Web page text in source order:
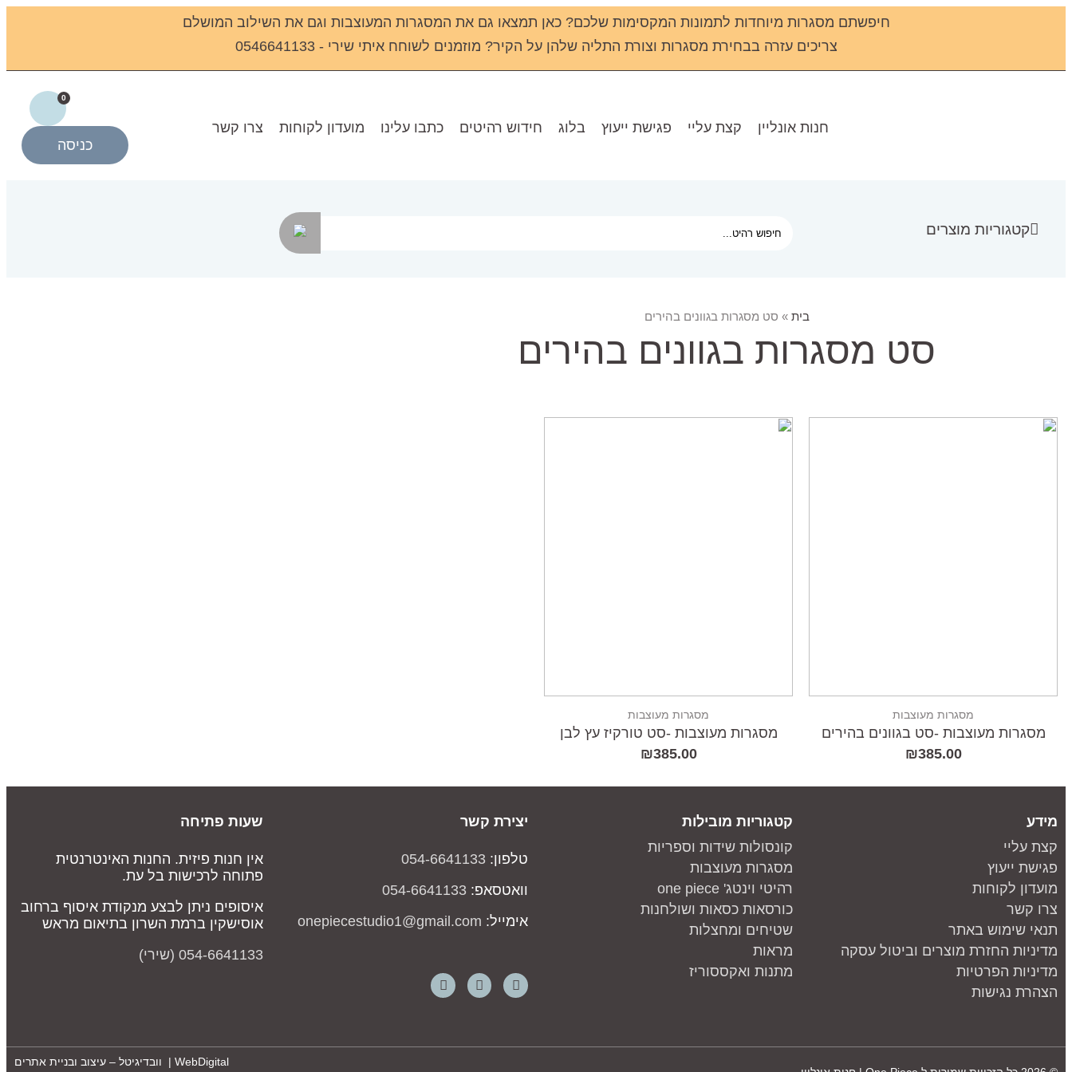
חיפשתם מסגרות מיוחדות לתמונות המקסימות שלכם? כאן תמצאו גם את המסגרות המעוצבות וגם את השילוב המושלם
צריכים עזרה בבחירת מסגרות וצורת התליה שלהן על הקיר? מוזמנים לשוחח איתי שירי - 0546641133
חנות אונליין קצת עליי פגישת ייעוץ בלוג חידוש רהיטים כתבו עלינו מועדון לקוחות צרו קשר
0
כניסה
קטגוריות מוצרים
בית » סט מסגרות בגוונים בהירים
סט מסגרות בגוונים בהירים
מסגרות מעוצבות
מסגרות מעוצבות -סט בגוונים בהירים
₪385.00
מסגרות מעוצבות
מסגרות מעוצבות -סט טורקיז עץ לבן
₪385.00
מידע
קצת עליי
פגישת ייעוץ
מועדון לקוחות
צרו קשר
תנאי שימוש באתר
מדיניות החזרת מוצרים וביטול עסקה
מדיניות הפרטיות
הצהרת נגישות
קטגוריות מובילות
קונסולות שידות וספריות
מסגרות מעוצבות
רהיטי וינטג' one piece
כורסאות כסאות ושולחנות
שטיחים ומחצלות
מראות
מתנות ואקססוריז
יצירת קשר
טלפון: 054-6641133
וואטסאפ: 054-6641133
אימייל: onepiecestudio1@gmail.com
שעות פתיחה
אין חנות פיזית. החנות האינטרנטית
פתוחה לרכישות בל עת.
איסופים ניתן לבצע מנקודת איסוף ברחוב
אוסישקין ברמת השרון בתיאום מראש
054-6641133 (שירי)
WebDigital | וובדיגיטל – עיצוב ובניית אתרים